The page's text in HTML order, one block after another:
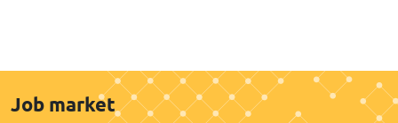
Job market